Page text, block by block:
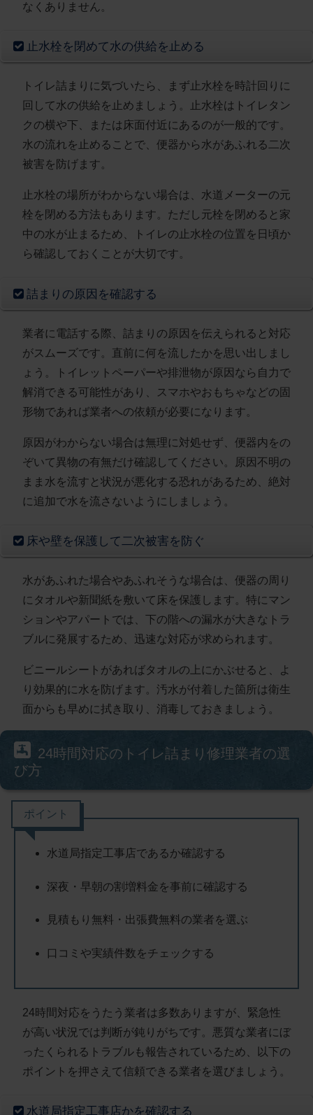
なくありません。
止水栓を閉めて水の供給を止める
トイレ詰まりに気づいたら、まず 止水栓を時計回りに
回して水の供給を止めましょう 。止水栓はトイレタン
クの横や下、または床面付近にあるのが一般的です。
水の流れを止めることで、便器から水があふれる二次
被害を防げます。
止水栓の場所がわからない場合は、水道メーターの元
栓を閉める方法もあります。ただし元栓を閉めると家
中の水が止まるため、
トイレの止水栓の位置を日頃か
ら確認しておくこと が大切です。
詰まりの原因を確認する
業者に電話する際、 詰まりの原因を伝えられると対応
がスムーズです。直前に何を流したかを思い出しまし
ょう。トイレットペーパーや排泄物が原因なら自力で
解消できる可能性があり、スマホやおもちゃなどの固
形物であれば業者への依頼が必要になります。
原因がわからない場合は無理に対処せず、便器内をの
ぞいて異物の有無だけ確認してください。原因不明の
まま水を流すと状況が悪化する恐れがあるため、 絶対
に追加で水を流さない ようにしましょう。
床や壁を保護して二次被害を防ぐ
水があふれた場合やあふれそうな場合は、便器の周り
にタオルや新聞紙を敷いて床を保護します。特にマン
ションやアパートでは、 下の階への漏水が大きなトラ
ブルに発展するため、迅速な対応が求められます。
ビニールシートがあればタオルの上にかぶせると、よ
り効果的に水を防げます。汚水が付着した箇所は衛生
面からも早めに拭き取り、消毒しておきましょう。
24時間対応のトイレ詰まり修理業者の選
び方
ポイント
水道局指定工事店であるか確認する
深夜・早朝の割増料金を事前に確認する
見積もり無料・出張費無料の業者を選ぶ
口コミや実績件数をチェックする
24時間対応をうたう業者は多数ありますが、緊急性
が高い状況では判断が鈍りがちです。 悪質な業者にぼ
ったくられるトラブルも報告されているため、以下の
ポイントを押さえて信頼できる業者を選びましょう。
水道局指定工事店かを確認する